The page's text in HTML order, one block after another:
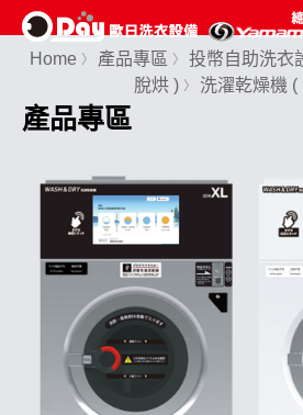
Home 〉 產品專區 〉 投幣自助洗衣
脫烘 ) 〉 洗濯乾燥機
產品專區